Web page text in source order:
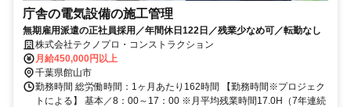
庁舎の電気設備の施工管理
無期雇用派遣の正社員採用／年間休日122日／残業少なめ可／転勤なし
株式会社テクノプロ・コンストラクション
月給450,000円以上
千葉県館山市
勤務時間 総労働時間：1ヶ月あたり162時間 【勤務時間※プロジェク
トによる】 基本／8：00～17：00 ※月平均残業時間17.0H（7年連続